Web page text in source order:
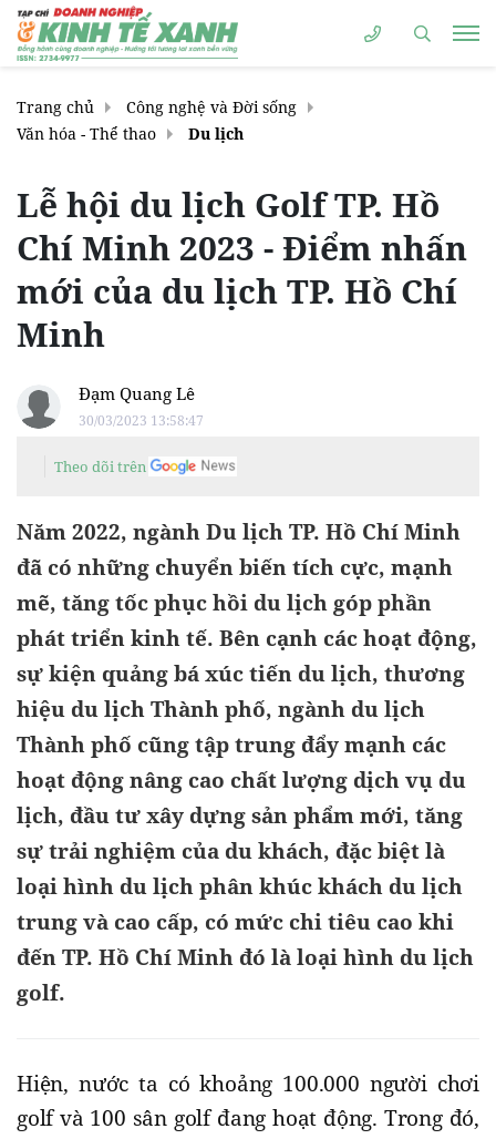
Trang chủ
Công nghệ và Đời sống
Văn hóa - Thể thao
Du lịch
Lễ hội du lịch Golf TP. Hồ
Chí Minh 2023 - Điểm nhấn
mới của du lịch TP. Hồ Chí
Minh
Đạm Quang Lê
30/03/2023 13:58:47
Theo dõi trên
Năm 2022, ngành Du lịch TP. Hồ Chí Minh
đã có những chuyển biến tích cực, mạnh
mẽ, tăng tốc phục hồi du lịch góp phần
phát triển kinh tế. Bên cạnh các hoạt động,
sự kiện quảng bá xúc tiến du lịch, thương
hiệu du lịch Thành phố, ngành du lịch
Thành phố cũng tập trung đẩy mạnh các
hoạt động nâng cao chất lượng dịch vụ du
lịch, đầu tư xây dựng sản phẩm mới, tăng
sự trải nghiệm của du khách, đặc biệt là
loại hình du lịch phân khúc khách du lịch
trung và cao cấp, có mức chi tiêu cao khi
đến TP. Hồ Chí Minh đó là loại hình du lịch
golf.
Hiện, nước ta có khoảng 100.000 người chơi
golf và 100 sân golf đang hoạt động. Trong đó,